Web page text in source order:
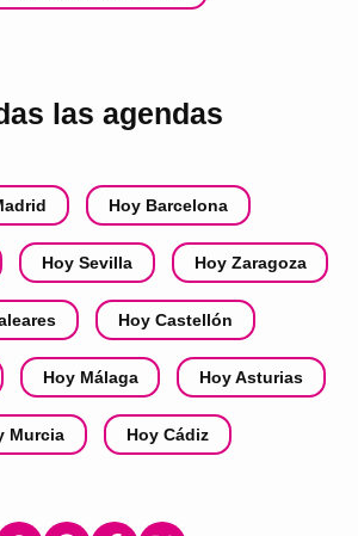
las agendas
Hoy Barcelona
Hoy Sevilla Hoy Zaragoza
Hoy Castellón
Hoy Málaga Hoy Asturias
Murcia Hoy Cádiz